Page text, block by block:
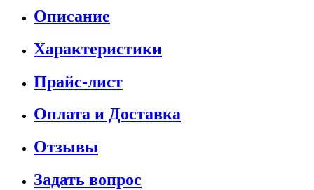
Описание
Характеристики
Прайс-лист
Оплата и Доставка
Отзывы
Задать вопрос